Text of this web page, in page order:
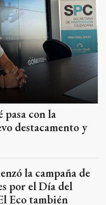
con la
destacamento y
la campaña de
por el Día del
Eco también